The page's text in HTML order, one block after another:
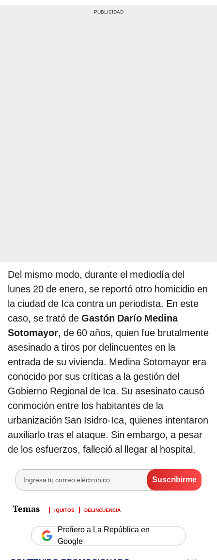
Del mismo modo, durante el mediodía del
lunes 20 de enero, se reportó otro homicidio en
la ciudad de Ica contra un periodista. En este
caso, se trató de Gastón Darío Medina
Sotomayor, de 60 años, quien fue brutalmente
asesinado a tiros por delincuentes en la
entrada de su vivienda. Medina Sotomayor era
conocido por sus críticas a la gestión del
Gobierno Regional de Ica. Su asesinato causó
conmoción entre los habitantes de la
urbanización San Isidro-Ica, quienes intentaron
auxiliarlo tras el ataque. Sin embargo, a pesar
de los esfuerzos, falleció al llegar al hospital.
IQUITOS DELINCUENCIA
Prefiero a La República en
Google